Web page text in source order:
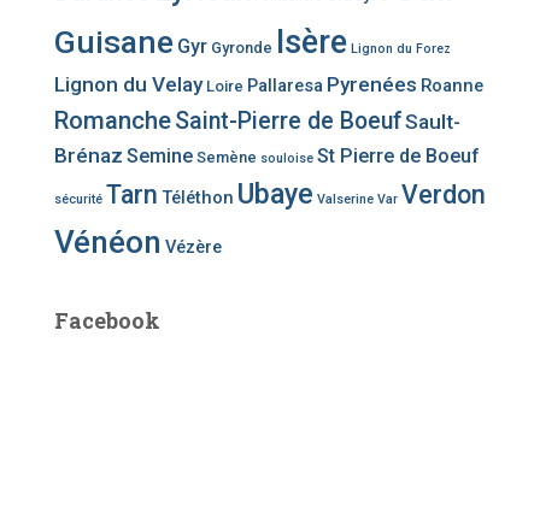
Guisane Gyr Gyronde Isère Lignon du Forez
Lignon du Velay Loire Pallaresa Pyrenées Roanne
RomancheSaint-Pierre de BoeufSault-
Brénaz Semine Semène souloise St Pierre de Boeuf
sécurité Tarn Téléthon Ubaye Valserine Var Verdon
Vénéon Vézère
Facebook